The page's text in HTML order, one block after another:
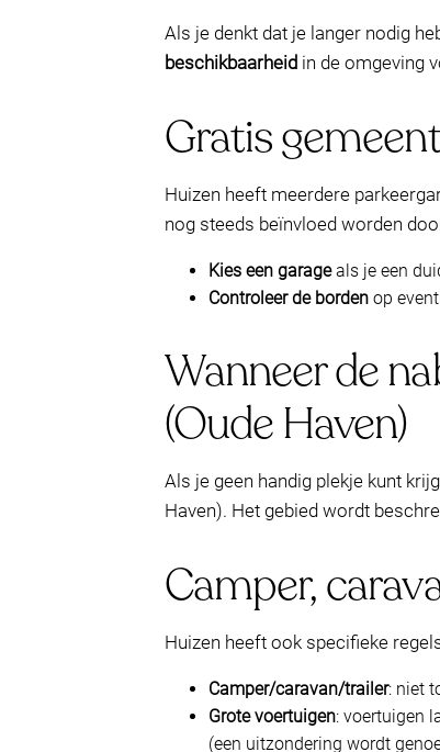
Als je denkt dat je langer nodig
beschikbaarheid in de omgeving
Gratis
Huizen heeft meerdere
nog steeds beïnvloed worden
Kies een garageals je een
Controleer de borden op
Wanneer de
(Oude Haven)
Als je geen handig plekje kunt
Haven). Het gebied wordt
Camper,
Huizen heeft ook specifieke
Camper/caravan/trailer: niet
Grote voertuigen: voertuigen
(een uitzondering wordt